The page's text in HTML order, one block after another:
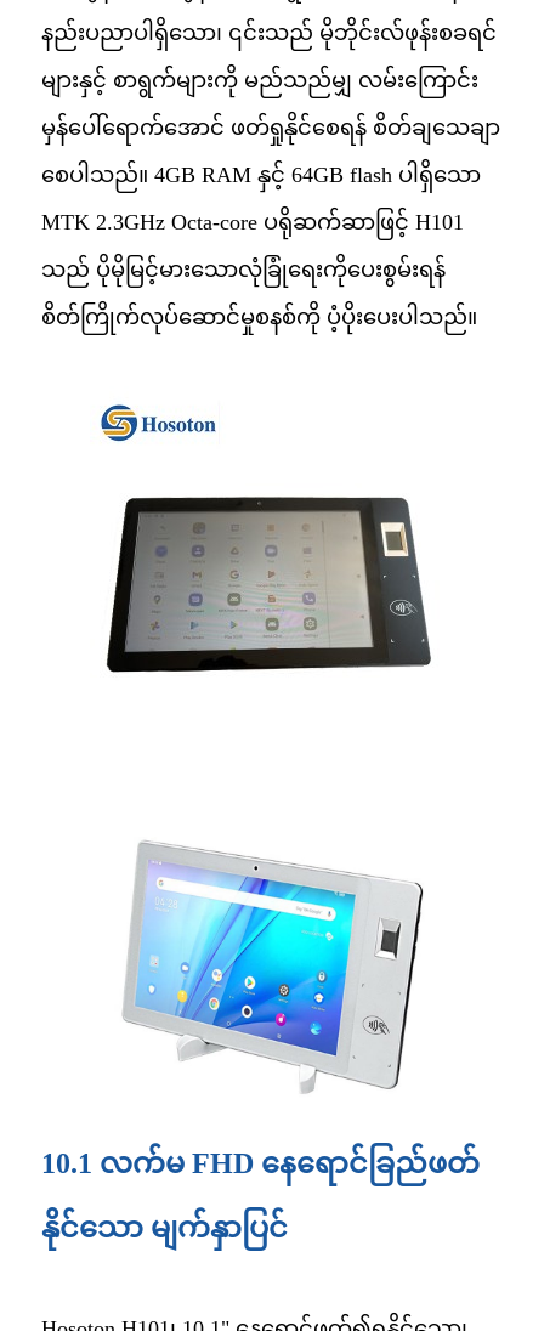
နည်းပညာပါရှိသော၊ ၎င်းသည် မိုဘိုင်းလ်ဖုန်းစခရင်
များနှင့် စာရွက်များကို မည်သည်မျှ လမ်းကြောင်း
မှန်ပေါ်ရောက်အောင် ဖတ်ရှုနိုင်စေရန် စိတ်ချသေချာ
စေပါသည်။ 4GB RAM နှင့် 64GB flash ပါရှိသော
MTK 2.3GHz Octa-core ပရိုဆက်ဆာဖြင့် H101
သည် ပိုမိုမြင့်မားသောလုံခြုံရေးကိုပေးစွမ်းရန်
စိတ်ကြိုက်လုပ်ဆောင်မှုစနစ်ကို ပံ့ပိုးပေးပါသည်။
10.1 လက်မ FHD နေရောင်ခြည်ဖတ်
နိုင်သော မျက်နှာပြင်